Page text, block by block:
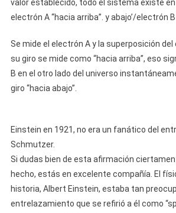
valor establecido, todo el sistema existe en
electrón A “hacia arriba”. y abajo’/electrón B
Se mide el electrón A y la superposición
su giro se mide como “hacia arriba”, eso
B en el otro lado del universo
giro “hacia abajo”.
Einstein en 1921, no era un fanático del
Schmutzer.
Si dudas bien de esta afirmación
hecho, estás en excelente compañía. El
historia, Albert Einstein, estaba tan
entrelazamiento que se refirió a él como